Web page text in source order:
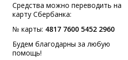
Средства можно переводить на
карту Сбербанка:
№ карты: 4817 7600 5452 2960
Будем благодарны за любую
помощь!